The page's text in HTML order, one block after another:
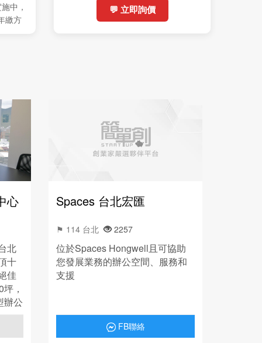
中，
繳方
💬 立即詢價
心
北
十
佳
，
辦公
公
Spaces 台北宏匯
⚑ 114 台北 2257
位於Spaces Hongwell且可協助
您發展業務的辦公空間、服務和
支援
FB聯絡